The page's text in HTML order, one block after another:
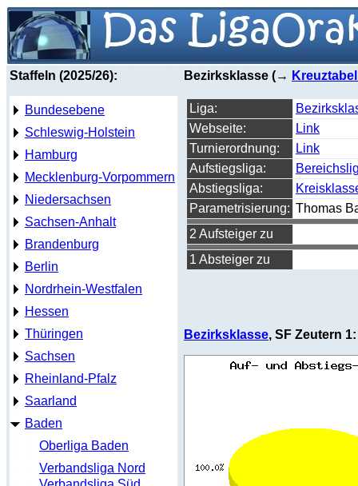
Staffeln (2025/26):
Bundesebene
Schleswig-Holstein
Hamburg
Mecklenburg-Vorpommern
Niedersachsen
Sachsen-Anhalt
Brandenburg
Berlin
Nordrhein-Westfalen
Hessen
Thüringen
Sachsen
Rheinland-Pfalz
Saarland
Baden
Oberliga Baden
Verbandsliga Nord
Bezirksklasse (→
Liga:
Webseite:
Link
Turnierordnung:
Link
Aufstiegsliga:
Abstiegsliga:
Parametrisierung: Thomas
2 Aufsteiger zu
1 Absteiger zu
Bezirksklasse, SF Zeutern 1: